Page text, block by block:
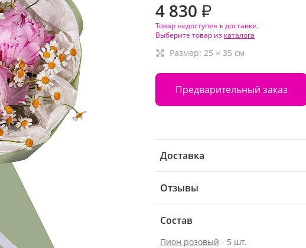
4 830 ₽
Товар недоступен к доставке.
Выберите товар из каталога
Размер: 25 × 35 см
Предварительный заказ
Доставка
Отзывы
Состав
Пион розовый - 5 шт.